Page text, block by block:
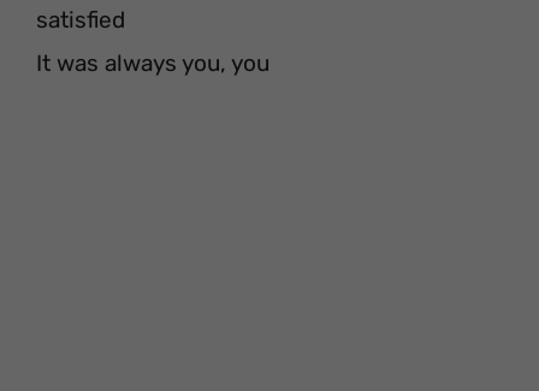
satisfied
It was always you, you